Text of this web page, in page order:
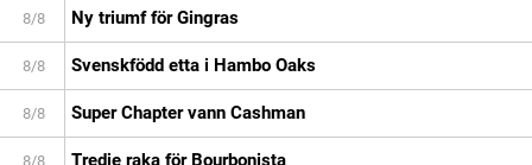
8/8 Ny triumf för Gingras
8/8 Svenskfödd etta i Hambo Oaks
8/8 Super Chapter vann Cashman
8/8 Tredje raka för Bourbonista